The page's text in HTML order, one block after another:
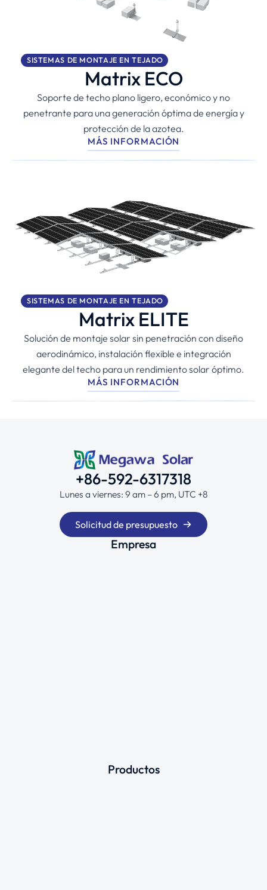
SISTEMAS DE MONTAJE EN TEJADO
Matrix ECO
Soporte de techo plano ligero, económico y no
penetrante para una generación óptima de energía y
protección de la azotea.
MÁS INFORMACIÓN
SISTEMAS DE MONTAJE EN TEJADO
Matrix ELITE
Solución de montaje solar sin penetración con diseño
aerodinámico, instalación flexible e integración
elegante del techo para un rendimiento solar óptimo.
MÁS INFORMACIÓN
+86-592-6317318
Lunes a viernes: 9 am – 6 pm, UTC +8
Solicitud de presupuesto
Empresa
Productos